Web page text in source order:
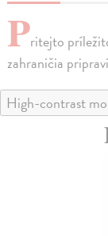
Pritejto
zahraničia
High-contrast